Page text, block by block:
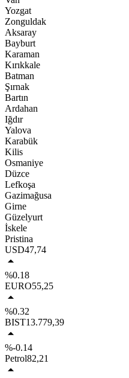
Yozgat
Zonguldak
Aksaray
Bayburt
Karaman
Kırıkkale
Batman
Şırnak
Bartın
Ardahan
Iğdır
Yalova
Karabük
Kilis
Osmaniye
Düzce
Lefkoşa
Gazimağusa
Girne
Güzelyurt
İskele
Pristina
USD47,74
%0.18
EURO55,25
%0.32
BIST13.779,39
%-0.14
Petrol82,21